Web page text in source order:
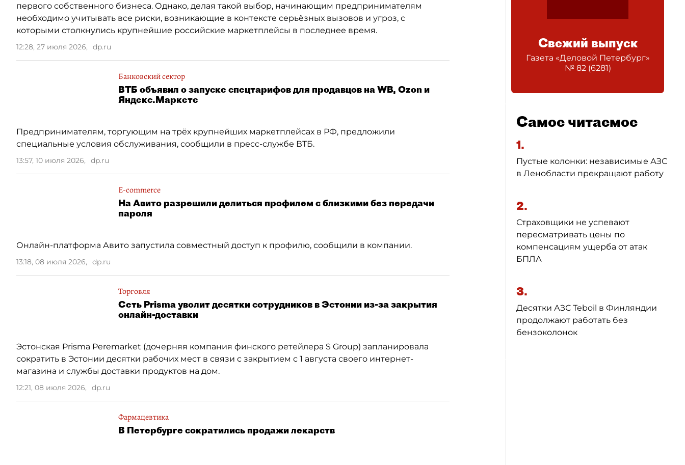
первого собственного бизнеса. Однако, делая такой выбор, начинающим предпринимателям
необходимо учитывать все риски, возникающие в контексте серьёзных вызовов и угроз, с
которыми столкнулись крупнейшие российские маркетплейсы в последнее время.
12:28, 27 июля 2026, dp.ru
Банковский сектор
ВТБ объявил о запуске спецтарифов для продавцов на WB, Ozon и
Яндекс.Маркете
Предпринимателям, торгующим на трёх крупнейших маркетплейсах в РФ, предложили
специальные условия обслуживания, сообщили в пресс-службе ВТБ.
13:57, 10 июля 2026, dp.ru
E-commerce
На Авито разрешили делиться профилем с близкими без передачи
пароля
Онлайн-платформа Авито запустила совместный доступ к профилю, сообщили в компании.
13:18, 08 июля 2026, dp.ru
Торговля
Сеть Prisma уволит десятки сотрудников в Эстонии из-за закрытия
онлайн-доставки
Эстонская Prisma Peremarket (дочерняя компания финского ретейлера S Group) запланировала
сократить в Эстонии десятки рабочих мест в связи с закрытием с 1 августа своего интернет-
магазина и службы доставки продуктов на дом.
12:21, 08 июля 2026, dp.ru
Фармацевтика
В Петербурге сократились продажи лекарств
Свежий выпуск
Газета «Деловой Петербург»
№ 82(6281)
Самое читаемое
1.
Пустые колонки: независимые АЗС
в Ленобласти прекращают работу
2.
Страховщики не успевают
пересматривать цены по
компенсациям ущерба от атак
БПЛА
3.
Десятки АЗС Teboil в Финляндии
продолжают работать без
бензоколонок